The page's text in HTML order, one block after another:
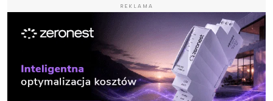
REKLAMA